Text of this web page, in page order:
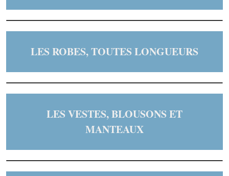
LES ROBES, TOUTES LONGUEURS
LES VESTES, BLOUSONS ET
MANTEAUX